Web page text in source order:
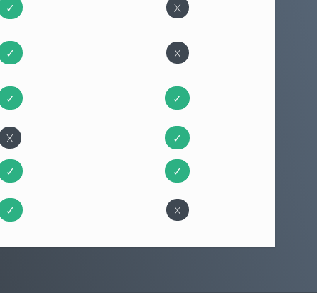
✓ X
✓ X
✓ ✓
X ✓
✓ ✓
✓ X